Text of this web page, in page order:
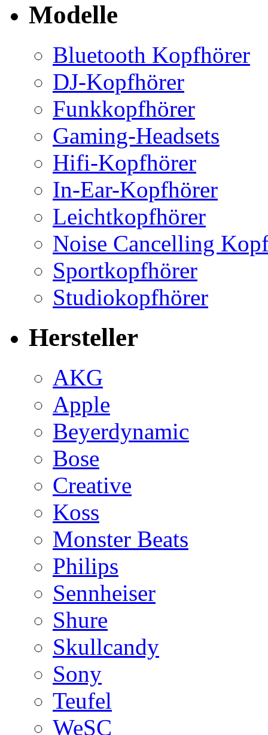
Modelle
Bluetooth Kopfhörer
DJ-Kopfhörer
Funkkopfhörer
Gaming-Headsets
Hifi-Kopfhörer
In-Ear-Kopfhörer
Leichtkopfhörer
Noise Cancelling
Sportkopfhörer
Studiokopfhörer
Hersteller
AKG
Apple
Beyerdynamic
Bose
Creative
Koss
Monster Beats
Philips
Sennheiser
Shure
Skullcandy
Sony
Teufel
WeSC